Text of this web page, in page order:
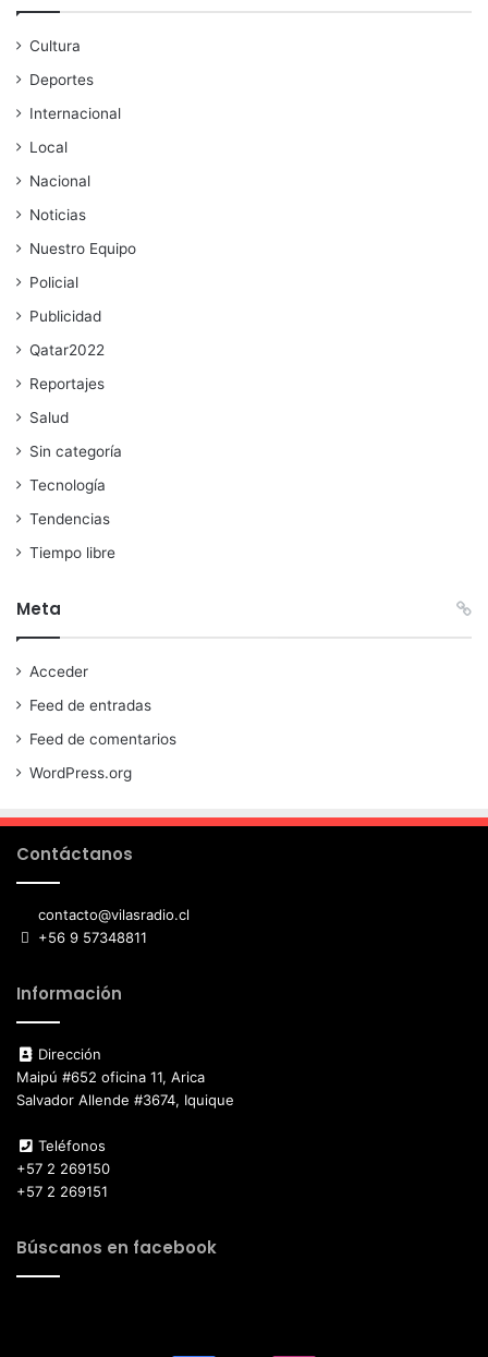
Cultura
Deportes
Internacional
Local
Nacional
Noticias
Nuestro Equipo
Policial
Publicidad
Qatar2022
Reportajes
Salud
Sin categoría
Tecnología
Tendencias
Tiempo libre
Meta
Acceder
Feed de entradas
Feed de comentarios
WordPress.org
Contáctanos
contacto@vilasradio.cl
+56 9 57348811
Información
Dirección
Maipú #652 oficina 11, Arica
Salvador Allende #3674, Iquique
Teléfonos
+57 2 269150
+57 2 269151
Búscanos en facebook